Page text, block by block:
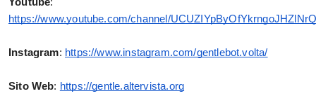
Youtube
https://www.youtube.com/channel/
Instagram: https://www.instagram.com/gentlebot.volta/
Sito Web: https://gentle.altervista.org